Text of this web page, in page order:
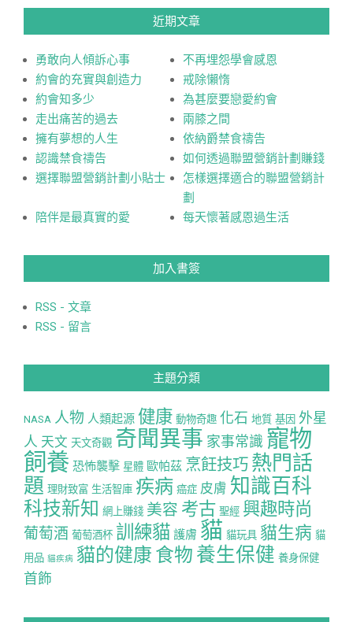
近期文章
勇敢向人傾訴心事
不再埋怨學會感恩
約會的充實與創造力
戒除懶惰
約會知多少
為甚麼要戀愛約會
走出痛苦的過去
兩膝之間
擁有夢想的人生
依納爵禁食禱告
認識禁食禱告
如何透過聯盟營銷計劃賺錢
選擇聯盟營銷計劃小貼士
怎樣選擇適合的聯盟營銷計
劃
陪伴是最真實的愛
每天懷著感恩過生活
加入書簽
RSS - 文章
RSS - 留言
主題分類
NASA 人物 人類起源 健康 動物奇趣 化石 地質 基因 外星
人 天文 天文奇觀 奇聞異事 家事常識 寵物
飼養 恐怖襲擊 星體 歐帕茲 烹飪技巧 熱門話
題 理財致富 生活智庫 疾病 癌症 皮膚 知識百科
科技新知 網上賺錢 美容 考古 聖經 興趣時尚
葡萄酒 葡萄酒杯 訓練貓 護膚 貓 貓玩具 貓生病 貓
用品 貓疾病 貓的健康 食物 養生保健 養身保健
首飾